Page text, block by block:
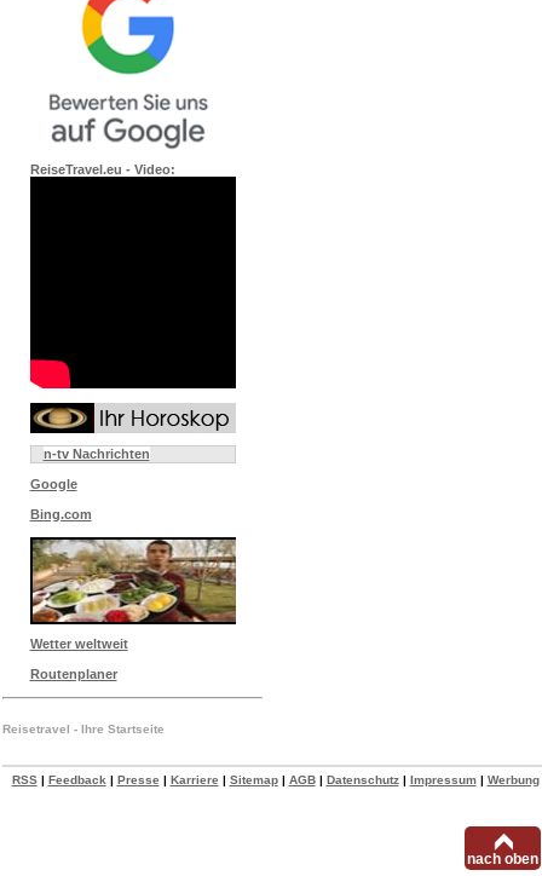
ReiseTravel.eu - Video:
n-tv Nachrichten
Google
Bing.com
Wetter weltweit
Routenplaner
Reisetravel - Ihre Startseite
RSS| Feedback | Presse | Karriere | Sitemap| AGB| Datenschutz| Impressum| Werbung
nach oben